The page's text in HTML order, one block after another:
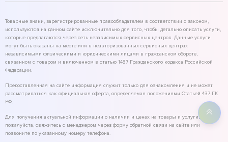
Товарные знаки, зарегистрированные правообладателем в соответствии с законом,
используются на данном сайте исключительно для того, чтобы детально описать услуги,
которые предлагаются через сеть независимых сервисных центров. Данные услуги
могут быть оказаны на месте или в неавторизованных сервисных центрах
независимыми физическими и юридическими лицами в гражданском обороте,
связанном с товаром и включенном в статью 1487 Гражданского кодекса Российской
Федерации.
Предоставленная на сайте информация служит только для ознакомления и не может
рассматриваться как официальная оферта, определяемая положениями Статьей 437 ГК
РФ.
Для получения актуальной информации о наличии и ценах на товары и услуги,
пожалуйста, свяжитесь с менеджером через форму обратной связи на сайте или
позвоните по указанному номеру телефона.